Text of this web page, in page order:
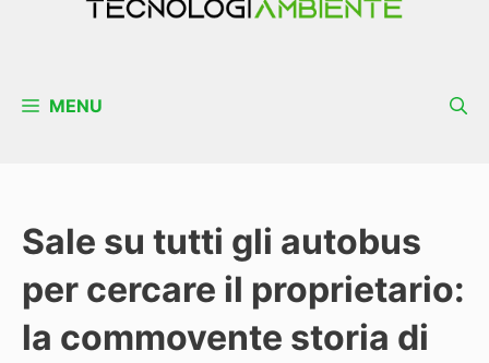
MENU
Sale su tutti gli autobus
per cercare il proprietario:
la commovente storia di